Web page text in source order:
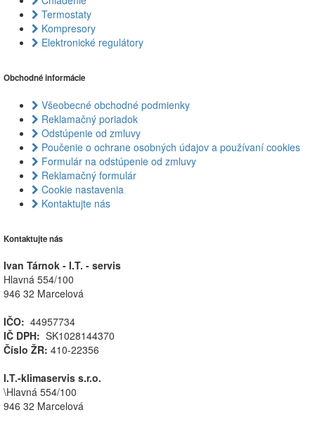
Termostaty
Kompresory
Elektronické regulátory
Obchodné informácie
Všeobecné obchodné podmienky
Reklamačný poriadok
Odstúpenie od zmluvy
Poučenie o ochrane osobných údajov a používaní cookies
Formulár na odstúpenie od zmluvy
Reklamačný formulár
Cookie nastavenia
Kontaktujte nás
Kontaktujte nás
Ivan Tárnok - I.T. - servis
Hlavná 554/100
946 32 Marcelová
IČO: 44957734
IČ DPH: SK1028144370
Číslo ŽR: 410-22356
I.T.-klimaservis s.r.o.
\Hlavná 554/100
946 32 Marcelová